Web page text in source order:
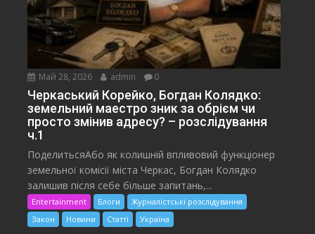
Май 28, 2026 admin 0
Черкаський Корейко, Богдан Колядко:
земельний маестро зник за обрієм чи
просто змінив адресу? – розслідування
ч.1
ПоделитьсяАбо як колишній впливовий функціонер
земельної комісії міста Черкас, Богдан Колядко
залишив після себе більше запитань,...
Entertainment Блоги
Журналістські розслідування
Закон
Новини Статті Україна